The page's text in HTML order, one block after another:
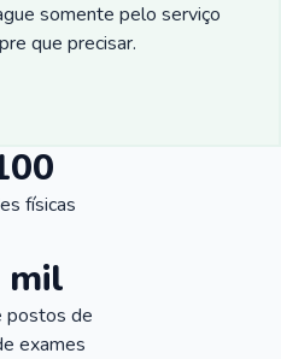
somente pelo serviço
que precisar.
físicas
mil
postos de
exames